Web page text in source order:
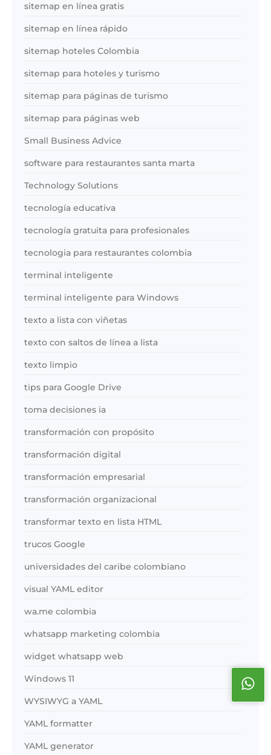
sitemap en línea gratis
sitemap en línea rápido
sitemap hoteles Colombia
sitemap para hoteles y turismo
sitemap para páginas de turismo
sitemap para páginas web
Small Business Advice
software para restaurantes santa marta
Technology Solutions
tecnología educativa
tecnología gratuita para profesionales
tecnologia para restaurantes colombia
terminal inteligente
terminal inteligente para Windows
texto a lista con viñetas
texto con saltos de línea a lista
texto limpio
tips para Google Drive
toma decisiones ia
transformación con propósito
transformación digital
transformación empresarial
transformación organizacional
transformar texto en lista HTML
trucos Google
universidades del caribe colombiano
visual YAML editor
wa.me colombia
whatsapp marketing colombia
widget whatsapp web
Windows 11
WYSIWYG a YAML
YAML formatter
YAML generator